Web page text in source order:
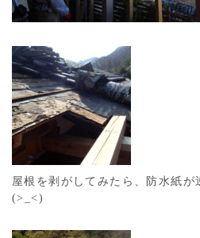
屋根を剥がしてみたら、防水紙が
(>_<)